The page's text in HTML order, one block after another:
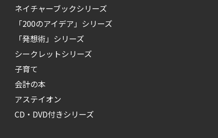
ネイチャーブックシリーズ
「200のアイデア」シリーズ
「発想術」シリーズ
シークレットシリーズ
子育て
会計の本
アステイオン
CD・DVD付きシリーズ